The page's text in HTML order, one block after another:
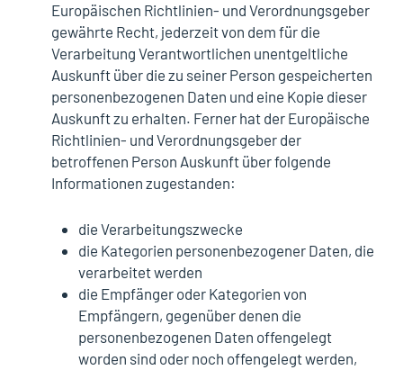
Europäischen Richtlinien- und Verordnungsgeber
gewährte Recht, jederzeit von dem für die
Verarbeitung Verantwortlichen unentgeltliche
Auskunft über die zu seiner Person gespeicherten
personenbezogenen Daten und eine Kopie dieser
Auskunft zu erhalten. Ferner hat der Europäische
Richtlinien- und Verordnungsgeber der
betroffenen Person Auskunft über folgende
Informationen zugestanden:
die Verarbeitungszwecke
die Kategorien personenbezogener Daten, die
verarbeitet werden
die Empfänger oder Kategorien von
Empfängern, gegenüber denen die
personenbezogenen Daten offengelegt
worden sind oder noch offengelegt werden,